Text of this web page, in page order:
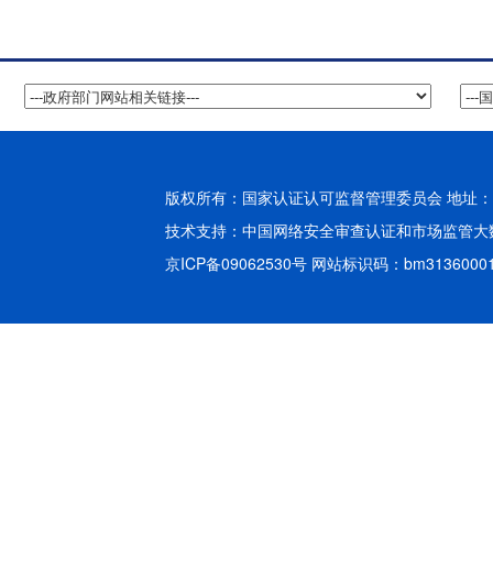
版权所有：国家认证认可监督管理委员会 地址
技术支持： 中国网络安全审查认证和市场监管
京ICP备09062530号 网站标识码：